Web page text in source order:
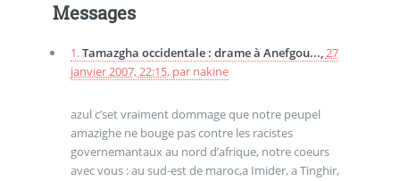
Messages
1.Tamazgha occidentale : drame à Anefgou...,27
janvier 2007, 22:15, par nakine
azul c’set vraiment dommage que notre peupel
amazighe ne bouge pas contre les racistes
governemantaux au nord d’afrique, notre coeurs
avec vous : au sud-est de maroc,a Imider, a Tinghir,